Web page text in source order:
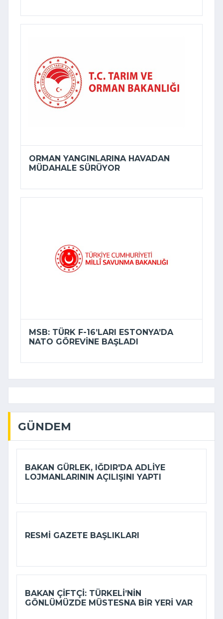
ORMAN YANGINLARINA HAVADAN
MÜDAHALE SÜRÜYOR
MSB: TÜRK F-16’LARI ESTONYA’DA
NATO GÖREVINE BAŞLADI
GÜNDEM
BAKAN GÜRLEK, IĞDIR'DA ADLIYE
LOJMANLARININ AÇILIŞINI YAPTI
RESMI GAZETE BAŞLIKLARI
BAKAN ÇIFTÇI: TÜRKELI’NIN
GÖNLÜMÜZDE MÜSTESNA BIR YERI VAR